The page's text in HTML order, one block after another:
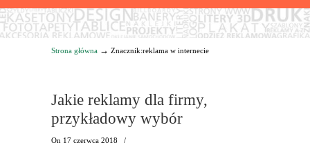
Strona główna → Znacznik:reklama w internecie
Jakie reklamy dla firmy,
przykładowy wybór
On 17 czerwca 2018
/